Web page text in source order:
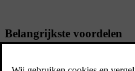
Belangrijkste voordelen